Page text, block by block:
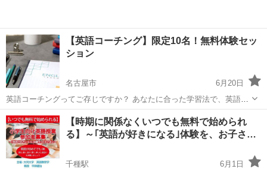
【英語コーチング】限定10名！無料体験セッ
ション
名古屋市
6月20日
英語コーチングってご存じですか？ あなたに合った学習法で、英語学
習の継続と成長をサポートするサービスです。 この度、限定10名で無
料体験セッションを実施します！ たとえば… ✧TOEICの点数アップが
昇進...
愛知 名古屋市 英語/基礎英語 セッション
【時期に関係なくいつでも無料で始められ
る】～｢英語が好きになる｣体験を、お子さ…
千種駅
6月1日